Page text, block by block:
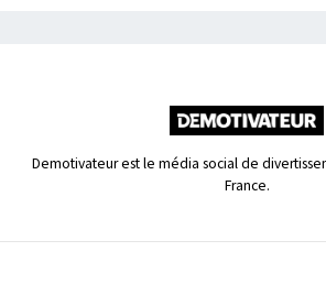
Demotivateur est le média social de
France.